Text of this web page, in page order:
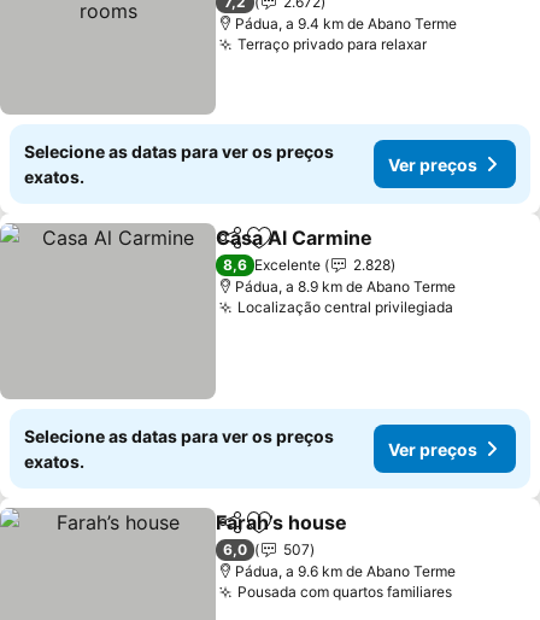
Pádua, a 9.4 km de Abano Terme
Terraço privado para relaxar
Selecione as datas para ver os preços
exatos.
Ver preços
PartilharAdicionar aos favoritos
Casa Al Carmine
8,6 Excelente
2.828
Pádua, a 8.9 km de Abano Terme
Localização central privilegiada
Selecione as datas para ver os preços
exatos.
Ver preços
PartilharAdicionar aos favoritos
Farah’s house
6,0
507
Pádua, a 9.6 km de Abano Terme
Pousada com quartos familiares